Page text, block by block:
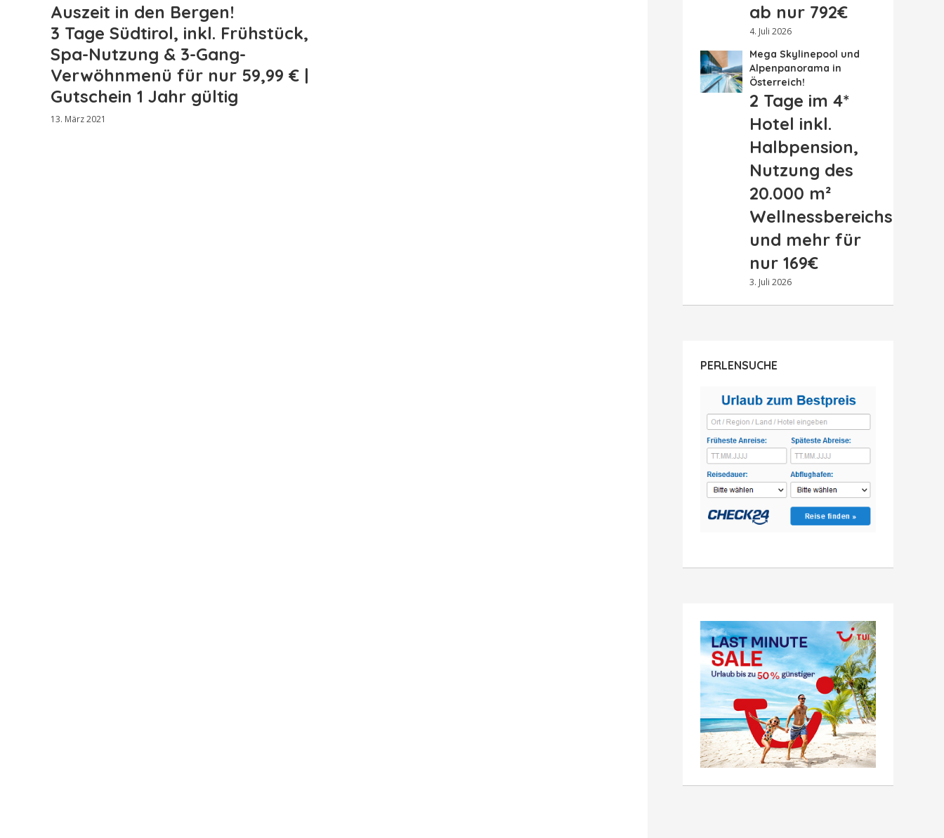
Auszeit in den Bergen!
3 Tage Südtirol, inkl. Frühstück,
Spa-Nutzung & 3-Gang-
Verwöhnmenü für nur 59,99 € |
Gutschein 1 Jahr gültig
13. März 2021
ab nur 792€
4. Juli 2026
Mega Skylinepool und
Alpenpanorama in
Österreich!
2 Tage im 4*
Hotel inkl.
Halbpension,
Nutzung des
20.000 m²
Wellnessbereichs
und mehr für
nur 169€
3. Juli 2026
PERLENSUCHE